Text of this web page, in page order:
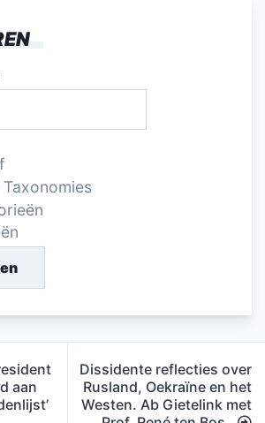
aan
Dissidente reflecties over
Rusland, Oekraïne en het
Westen. Ab Gietelink met